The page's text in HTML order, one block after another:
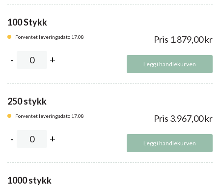
100 Stykk
Forventet leveringsdato 17.08 Pris 1.879,00kr
Legg i handlekurven
250 stykk
Forventet leveringsdato 17.08 Pris 3.967,00kr
Legg i handlekurven
1000 stykk